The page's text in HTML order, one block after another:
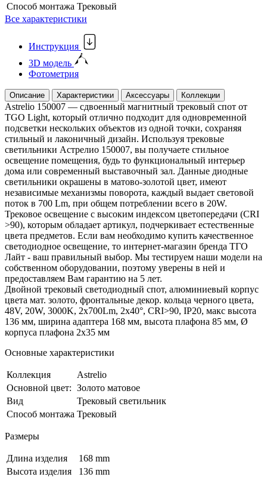
Способ монтажа Трековый
Все характеристики
Инструкция
3D модель
Фотометрия
Описание Характеристики Аксессуары Коллекции
Astrelio 150007 — сдвоенный магнитный трековый спот от
TGO Light, который отлично подходит для одновременной
подсветки нескольких объектов из одной точки, сохраняя
стильный и лаконичный дизайн. Используя трековые
светильники Астрелио 150007, вы получаете стильное
освещение помещения, будь то функциональный интерьер
дома или современный выставочный зал. Данные диодные
светильники окрашены в матово-золотой цвет, имеют
независимые механизмы поворота, каждый выдает световой
поток в 700 Lm, при общем потреблении всего в 20W.
Трековое освещение с высоким индексом цветопередачи (CRI
>90), которым обладает артикул, подчеркивает естественные
цвета предметов. Если вам необходимо купить качественное
светодиодное освещение, то интернет-магазин бренда ТГО
Лайт - ваш правильный выбор. Мы тестируем наши модели на
собственном оборудовании, поэтому уверены в ней и
предоставляем Вам гарантию на 5 лет.
Двойной трековый светодиодный спот, алюминиевый корпус
цвета мат. золото, фронтальные декор. кольца черного цвета,
48V, 20W, 3000K, 2х700Lm, 2х40°, CRI>90, IP20, макс высота
136 мм, ширина адаптера 168 мм, высота плафона 85 мм, Ø
корпуса плафона 2х35 мм
Основные характеристики
Коллекция
Astrelio
Основной цвет: Золото матовое
Вид
Трековый светильник
Способ монтажа Трековый
Размеры
Длина изделия
168 mm
Высота изделия
136 mm